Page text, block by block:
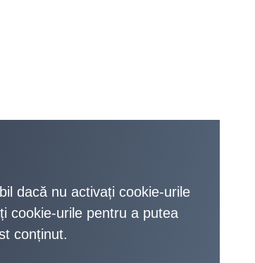
dacă nu activați cookie-urile
cookie-urile pentru a putea
conținut.